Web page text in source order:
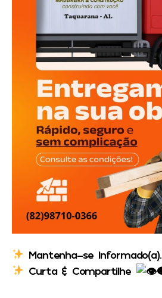
Mantenha-se Informado(a).
Curta & Compartilhe